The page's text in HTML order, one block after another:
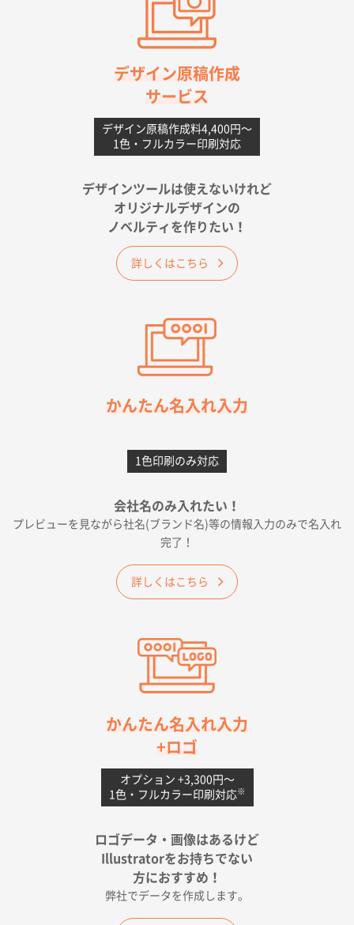
【ポリ】特別ご注文ページ1000枚
2026年06月08日 17:38
対応の速さ、丁寧さ、提案など
不織布フラットバッグ（A4縦サイズ）1000枚
2026年05月25日 15:10
が決め手です
佐賀県A社様
2026年05月23日 16:24
希望の商品（今回発注分）が一番安かったため
ワンポイント箔押し紙袋 M横サイズ(A4対応)
2026年05月21日 12:56
300枚
2026年05月19日 12:05
大阪府E社様
ワンポイントポリ袋 A4サイズ
2026年04月25日 17:53
納期が早そうだった
ワンポイントポリ袋 A4サイズ(黒)
2026年04月20日 14:28
お値打ちだったので
茨城県G社様
300枚
値段と注文のしやすさ
ポリ袋 手穴A4サイズ
5000枚
2026年04月17日 09:28
印刷色が豊富であったため
デザイン原稿作成
サービス
デザイン原稿作成料4,400円〜
1色・フルカラー印刷対応
デザインツールは使えないけれど
オリジナルデザインの
ノベルティを作りたい！
詳しくはこちら
かんたん名入れ入力
1色印刷のみ対応
会社名のみ入れたい！
プレビューを見ながら社名(ブランド名)等の情報入力のみで名入れ
完了！
詳しくはこちら
かんたん名入れ入力
+ロゴ
オプション +3,300円〜
1色・フルカラー印刷対応※
ロゴデータ・画像はあるけど
Illustratorをお持ちでない
方におすすめ！
弊社でデータを作成します。